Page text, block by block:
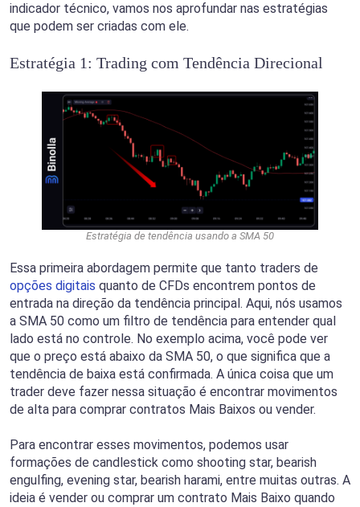
indicador técnico, vamos nos aprofundar nas estratégias
que podem ser criadas com ele.
Estratégia 1: Trading com Tendência Direcional
Estratégia de tendência usando a SMA 50
Essa primeira abordagem permite que tanto traders de
opções digitais quanto de CFDs encontrem pontos de
entrada na direção da tendência principal. Aqui, nós usamos
a SMA 50 como um filtro de tendência para entender qual
lado está no controle. No exemplo acima, você pode ver
que o preço está abaixo da SMA 50, o que significa que a
tendência de baixa está confirmada. A única coisa que um
trader deve fazer nessa situação é encontrar movimentos
de alta para comprar contratos Mais Baixos ou vender.
Para encontrar esses movimentos, podemos usar
formações de candlestick como shooting star, bearish
engulfing, evening star, bearish harami, entre muitas outras. A
ideia é vender ou comprar um contrato Mais Baixo quando